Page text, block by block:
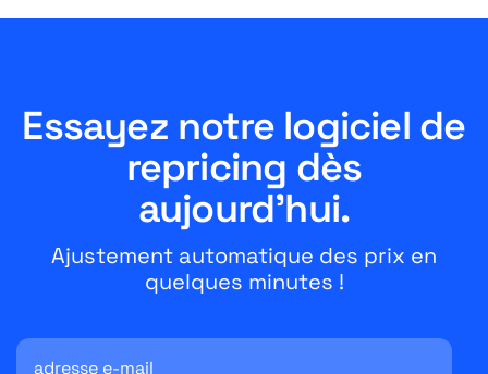
Essayez notre logiciel de
repricing dès
aujourd'hui.
Ajustement automatique des prix en
quelques minutes !